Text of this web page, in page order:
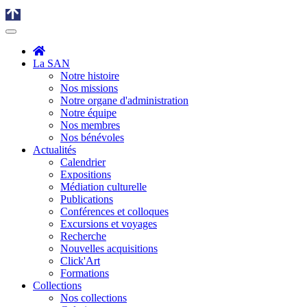
La SAN
Notre histoire
Nos missions
Notre organe d'administration
Notre équipe
Nos membres
Nos bénévoles
Actualités
Calendrier
Expositions
Médiation culturelle
Publications
Conférences et colloques
Excursions et voyages
Recherche
Nouvelles acquisitions
Click'Art
Formations
Collections
Nos collections